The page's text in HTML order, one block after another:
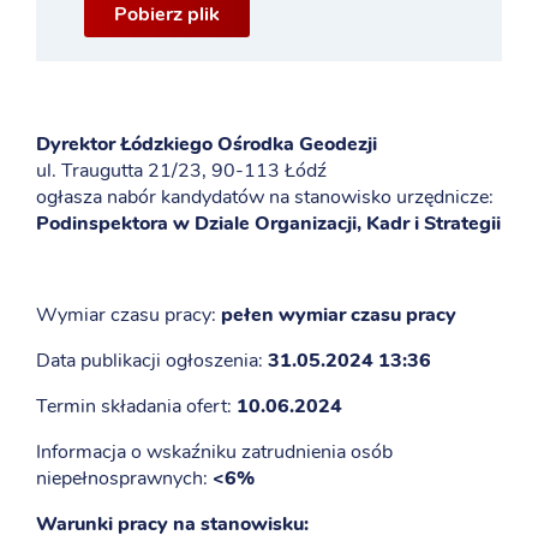
Pobierz plik
Dyrektor Łódzkiego Ośrodka Geodezji
ul. Traugutta 21/23, 90-113 Łódź
ogłasza nabór kandydatów na stanowisko urzędnicze:
Podinspektora w Dziale Organizacji, Kadr i Strategii
Wymiar czasu pracy: pełen wymiar czasu pracy
Data publikacji ogłoszenia: 31.05.2024 13:36
Termin składania ofert: 10.06.2024
Informacja o wskaźniku zatrudnienia osób
niepełnosprawnych: <6%
Warunki pracy na stanowisku: